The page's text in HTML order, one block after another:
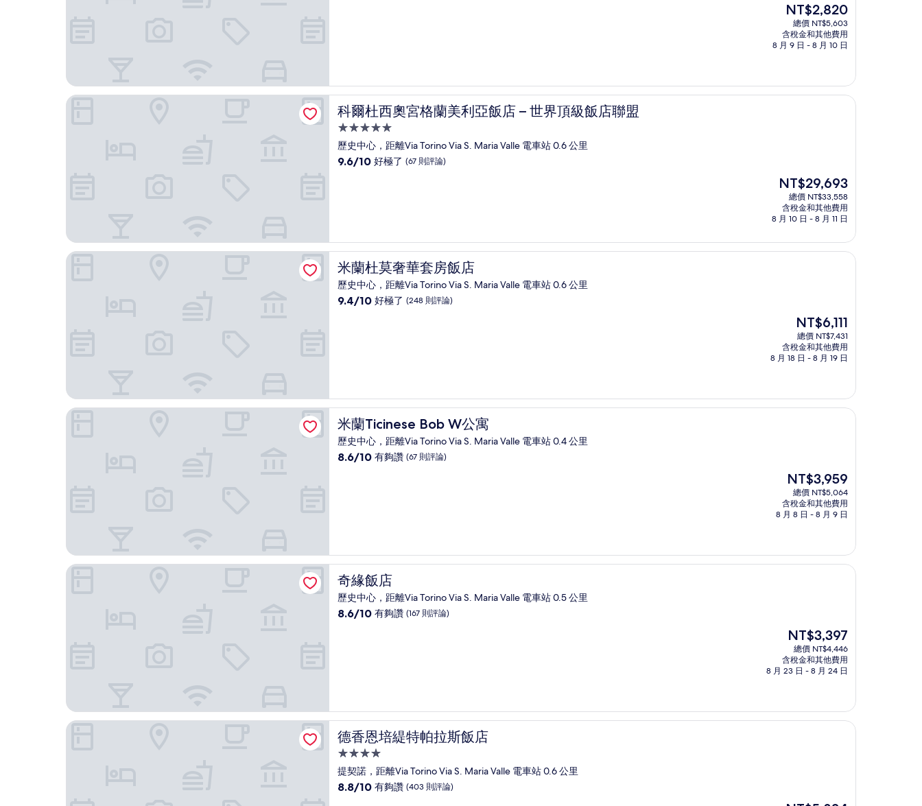
了，
(831
則
評
論)
現
在
價
格
NT$2,820
總價 NT$5,603
含稅金和其他費用
8 月 9 日 - 8 月 10 日
科爾杜西奧宮格蘭美利亞飯店 – 世界頂級飯店聯盟
科爾杜西奧宮格蘭美利亞飯店 – 世界頂級飯店聯盟
5.0
星
級
歷史中心，距離Via Torino Via S. Maria Valle 電車站 0.6 公里
9.6
極
了，
(67
則
評
論)
9.6/10 好極了 (67 則評論)
現
價
格
NT$29,693
NT$29,693
總價 NT$33,558
含稅金和其他費用
8 月 10 日 - 8 月 11 日
科爾杜西奧宮格蘭美利亞飯店 – 世界頂級飯店聯盟
米蘭杜莫奢華套房飯店
米蘭杜莫奢華套房飯店
歷史中心，距離Via Torino Via S. Maria Valle 電車站 0.6 公里
9.4
了，
(248
則
評
論)
9.4/10 好極了 (248 則評論)
現
在
價
格
NT$6,111
總價 NT$7,431
含稅金和其他費用
8 月 18 日 - 8 月 19 日
米蘭杜莫奢華套房飯店
米蘭Ticinese Bob W公寓
米蘭Ticinese Bob W公寓
歷史中心，距離Via Torino Via S. Maria Valle 電車站 0.4 公里
8.6
讚，
(67
則
評
論)
8.6/10 有夠讚 (67 則評論)
現
在
價
格
NT$3,959
總價 NT$5,064
含稅金和其他費用
8 月 8 日 - 8 月 9 日
米蘭Ticinese Bob W公寓
奇緣飯店
奇緣飯店
歷史中心，距離Via Torino Via S. Maria Valle 電車站 0.5 公里
8.6
讚，
(167
則
評
論)
8.6/10 有夠讚 (167 則評論)
現
在
價
格
NT$3,397
總價 NT$4,446
含稅金和其他費用
8 月 23 日 - 8 月 24 日
奇緣飯店
德香恩培緹特帕拉斯飯店
德香恩培緹特帕拉斯飯店
4.0
星
級
提契諾，距離Via Torino Via S. Maria Valle 電車站 0.6 公里
8.8
8.8/10 有夠讚 (403 則評論)
德香恩培緹特帕拉斯飯店